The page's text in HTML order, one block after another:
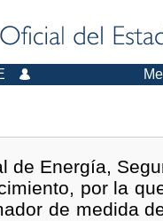
de Energía,
por la
de medida